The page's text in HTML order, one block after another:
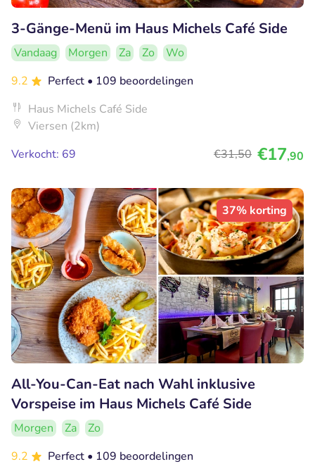
3-Gänge-Menü im Haus Michels Café Side
Vandaag Morgen Za Zo
Wo
9.2
Perfect • 109 beoordelingen
Haus Michels Café Side
Viersen (2km)
Verkocht: 69
€31,50 €17,90
37% korting
All-You-Can-Eat nach Wahl inklusive
Vorspeise im Haus Michels Café Side
Morgen Za
Zo
9.2
Perfect • 109 beoordelingen